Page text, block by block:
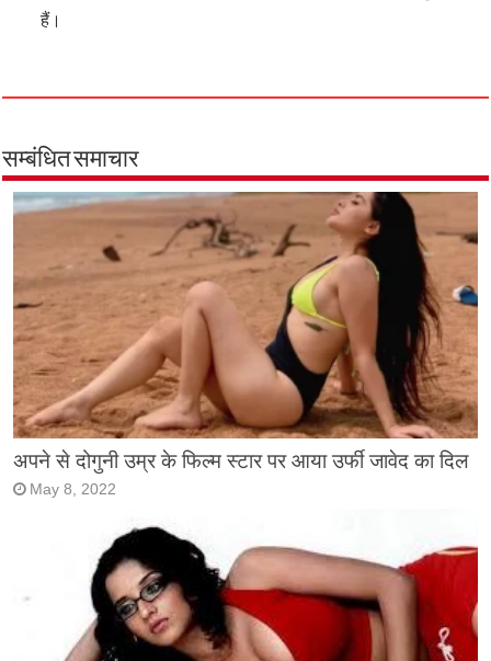
हैं।
सम्बंधित समाचार
अपने से दोगुनी उम्र के फिल्म स्टार पर आया उर्फी जावेद का दिल
May 8, 2022